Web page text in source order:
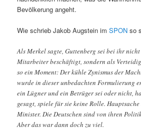
Bevölkerung angeht.
Wie schrieb Jakob Augstein imSPON so
Als Merkel sagte, Guttenberg sei bei ihr
Mitarbeiter beschäftigt, sondern als
so ein Moment: Der kühle Zynismus der
wurde in dieser unbedachten Formulierung
ein Lügner und ein Betrüger sei oder nicht,
gesagt, spiele für sie keine Rolle.
Minister. Die Deutschen sind von ihren
Aber das war dann doch zu viel.